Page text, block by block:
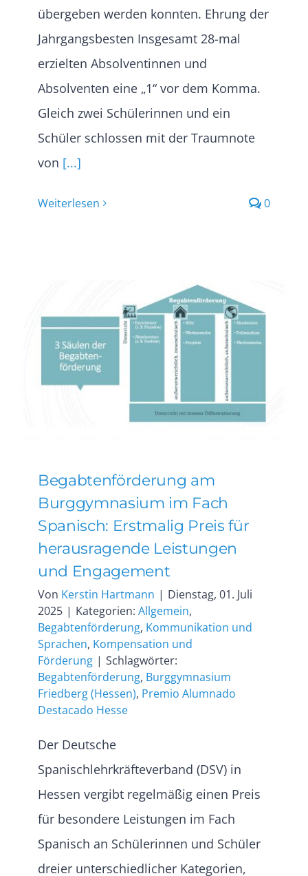
übergeben werden konnten. Ehrung der
Jahrgangsbesten Insgesamt 28-mal
erzielten Absolventinnen und
Absolventen eine „1“ vor dem Komma.
Gleich zwei Schülerinnen und ein
Schüler schlossen mit der Traumnote
von [...]
Weiterlesen 0
Begabtenförderung am
Burggymnasium im Fach
Spanisch: Erstmalig Preis für
herausragende Leistungen
und Engagement
Von Kerstin Hartmann | Dienstag, 01. Juli
2025 | Kategorien: Allgemein,
Begabtenförderung, Kommunikation und
Sprachen, Kompensation und
Förderung | Schlagwörter:
Begabtenförderung, Burggymnasium
Friedberg (Hessen), Premio Alumnado
Destacado Hesse
Der Deutsche
Spanischlehrkräfteverband (DSV) in
Hessen vergibt regelmäßig einen Preis
für besondere Leistungen im Fach
Spanisch an Schülerinnen und Schüler
dreier unterschiedlicher Kategorien,